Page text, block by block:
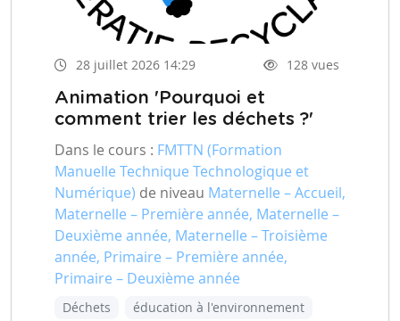
28 juillet 2026 14:29 128 vues
Animation 'Pourquoi et
comment trier les déchets ?'
Dans le cours : FMTTN (Formation
Manuelle Technique Technologique et
Numérique) de niveau Maternelle – Accueil,
Maternelle – Première année, Maternelle –
Deuxième année, Maternelle – Troisième
année, Primaire – Première année,
Primaire – Deuxième année
Déchets
éducation à l'environnement